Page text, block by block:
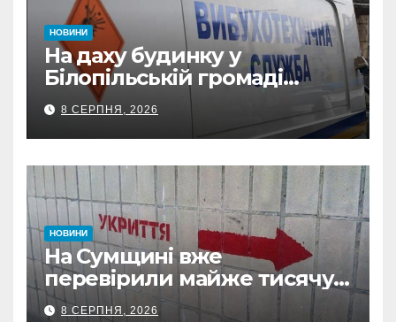
НОВИНИ
На даху будинку у
Білопільській громаді
знайшли 120-мм міну
8 СЕРПНЯ, 2026
НОВИНИ
На Сумщині вже
перевірили майже тисячу
укриттів: де виявили
8 СЕРПНЯ, 2026